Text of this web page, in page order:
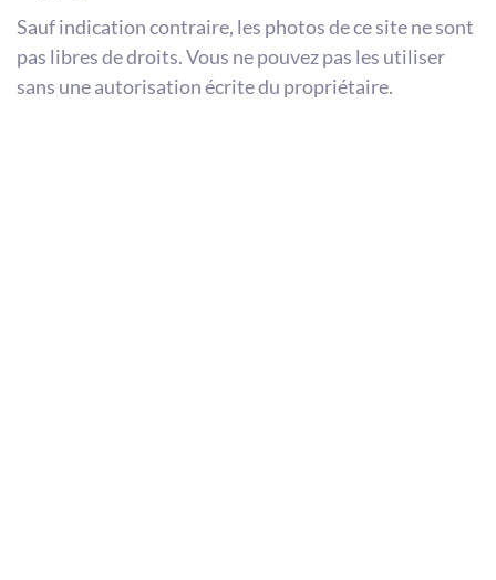
Sauf indication contraire, les photos de ce site ne sont
pas libres de droits. Vous ne pouvez pas les utiliser
sans une autorisation écrite du propriétaire.